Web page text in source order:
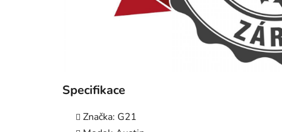
Specifikace
Značka: G21